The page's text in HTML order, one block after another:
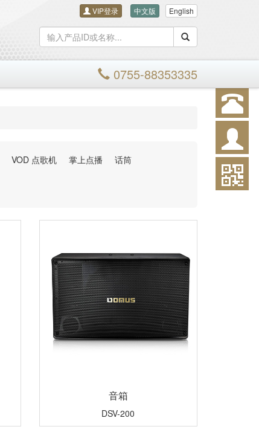
VIP登录 中文版 English
搜索
0755-88353335
VOD 点歌机 掌上点播 话筒
音箱
DSV-200